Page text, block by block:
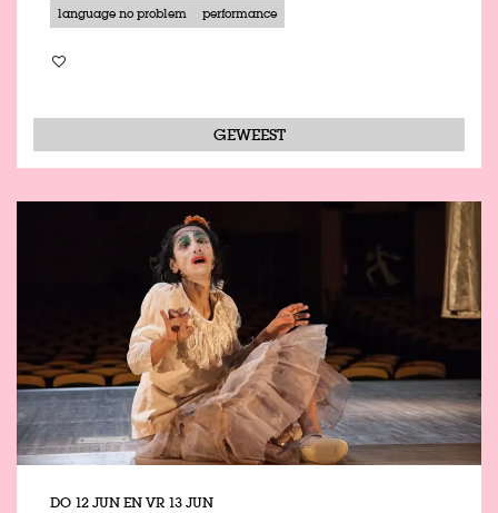
language no problem performance
GEWEEST
DO 12 JUNENVR 13 JUN